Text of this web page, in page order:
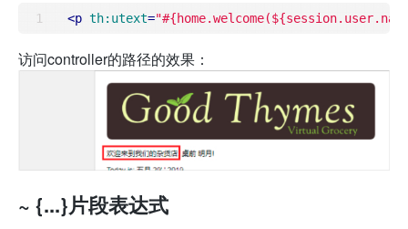
<p th:utext=
访问controller的路径的效果：
~ {...}片段表达式